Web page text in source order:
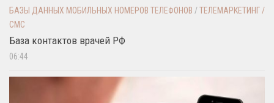
БАЗЫ ДАННЫХ МОБИЛЬНЫХ НОМЕРОВ ТЕЛЕФОНОВ /ТЕЛЕМАРКЕТИНГ /
СМС
База контактов врачей РФ
06:44